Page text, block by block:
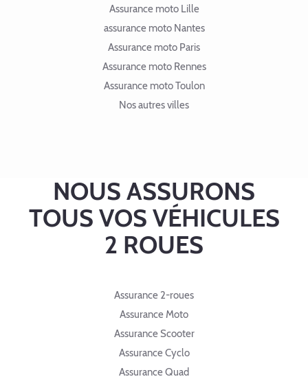
Assurance moto Lille
assurance moto Nantes
Assurance moto Paris
Assurance moto Rennes
Assurance moto Toulon
Nos autres villes
NOUS ASSURONS
TOUS VOS VÉHICULES
2 ROUES
Assurance 2-roues
Assurance Moto
Assurance Scooter
Assurance Cyclo
Assurance Quad